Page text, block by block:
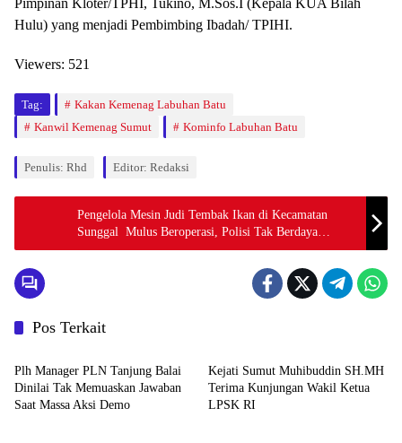
Pimpinan Kloter/TPHI, Tukino, M.Sos.I (Kepala KUA Bilah
Hulu) yang menjadi Pembimbing Ibadah/ TPIHI.
Viewers: 521
Tag:
Kakan Kemenag Labuhan Batu
Kanwil Kemenag Sumut
Kominfo Labuhan Batu
Penulis: Rhd Editor: Redaksi
Pengelola Mesin Judi Tembak Ikan di Kecamatan
Sunggal Mulus Beroperasi, Polisi Tak Berdaya
Melakukan Penindakan
Pos Terkait
Berita
Plh Manager PLN Tanjung Balai
Dinilai Tak Memuaskan Jawaban
Saat Massa Aksi Demo
Kejati Sumut Muhibuddin SH.MH
Terima Kunjungan Wakil Ketua
LPSK RI
Berita Berita